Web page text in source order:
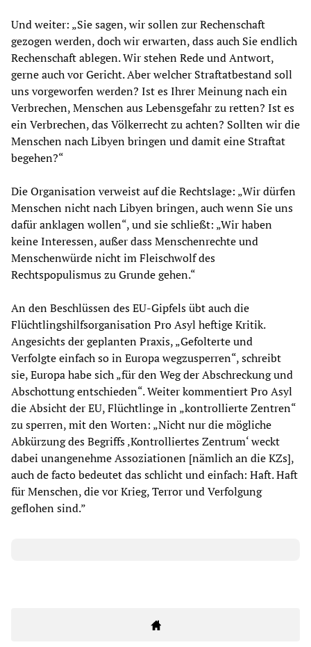
Und weiter: „Sie sagen, wir sollen zur Rechenschaft
gezogen werden, doch wir erwarten, dass auch Sie endlich
Rechenschaft ablegen. Wir stehen Rede und Antwort,
gerne auch vor Gericht. Aber welcher Straftatbestand soll
uns vorgeworfen werden? Ist es Ihrer Meinung nach ein
Verbrechen, Menschen aus Lebensgefahr zu retten? Ist es
ein Verbrechen, das Völkerrecht zu achten? Sollten wir die
Menschen nach Libyen bringen und damit eine Straftat
begehen?“
Die Organisation verweist auf die Rechtslage: „Wir dürfen
Menschen nicht nach Libyen bringen, auch wenn Sie uns
dafür anklagen wollen“, und sie schließt: „Wir haben
keine Interessen, außer dass Menschenrechte und
Menschenwürde nicht im Fleischwolf des
Rechtspopulismus zu Grunde gehen.“
An den Beschlüssen des EU-Gipfels übt auch die
Flüchtlingshilfsorganisation Pro Asyl heftige Kritik.
Angesichts der geplanten Praxis, „Gefolterte und
Verfolgte einfach so in Europa wegzusperren“, schreibt
sie, Europa habe sich „für den Weg der Abschreckung und
Abschottung entschieden“. Weiter kommentiert Pro Asyl
die Absicht der EU, Flüchtlinge in „kontrollierte Zentren“
zu sperren, mit den Worten: „Nicht nur die mögliche
Abkürzung des Begriffs ‚Kontrolliertes Zentrum‘ weckt
dabei unangenehme Assoziationen [nämlich an die KZs],
auch de facto bedeutet das schlicht und einfach: Haft. Haft
für Menschen, die vor Krieg, Terror und Verfolgung
geflohen sind.”